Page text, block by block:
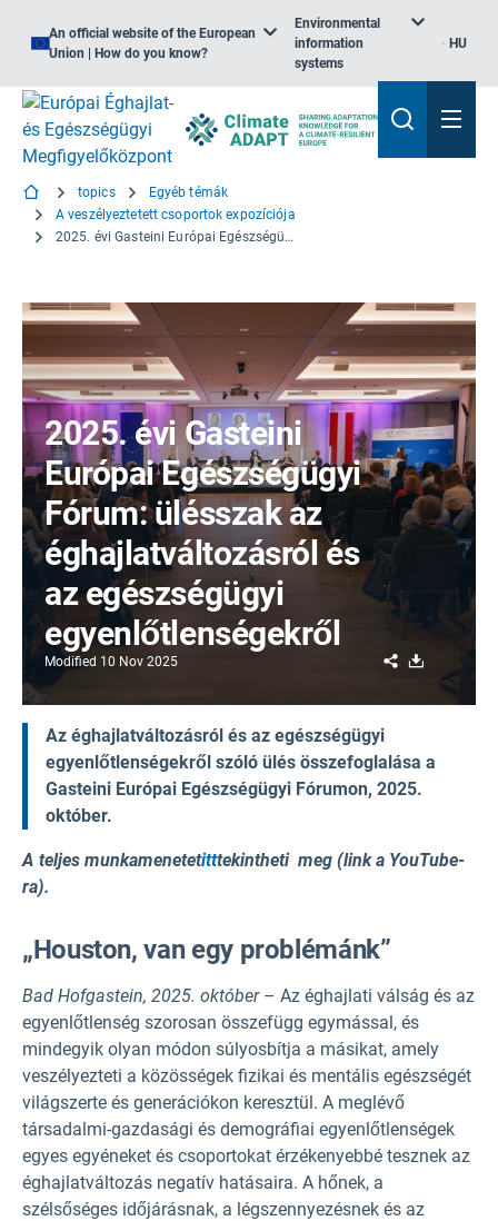
An official website of the European
Union | How do you know?
Environmental
information
systems
HU
topics
Egyéb témák
A veszélyeztetett csoportok expozíciója
2025. évi Gasteini Európai Egészségügyi Fórum: ülésszak az éghajlatváltozásról és az egészségügyi egyenlőtlenségekről
2025. évi Gasteini
Európai Egészségügyi
Fórum: ülésszak az
éghajlatváltozásról és
az egészségügyi
egyenlőtlenségekről
Modified 10 Nov 2025 Share
Az éghajlatváltozásról és az egészségügyi
egyenlőtlenségekről szóló ülés összefoglalása a
Gasteini Európai Egészségügyi Fórumon, 2025.
október.
A teljes munkamenetetitttekintheti meg (link a YouTube-
ra).
„Houston, van egy problémánk”
Bad Hofgastein, 2025. október – Az éghajlati válság és az
egyenlőtlenség szorosan összefügg egymással, és
mindegyik olyan módon súlyosbítja a másikat, amely
veszélyezteti a közösségek fizikai és mentális egészségét
világszerte és generációkon keresztül. A meglévő
társadalmi-gazdasági és demográfiai egyenlőtlenségek
egyes egyéneket és csoportokat érzékenyebbé tesznek az
éghajlatváltozás negatív hatásaira. A hőnek, a
szélsőséges időjárásnak, a légszennyezésnek és az